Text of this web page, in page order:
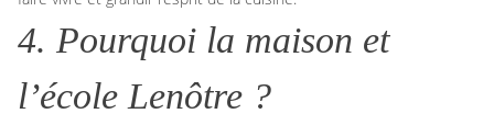
4. Pourquoi la maison et
l’école Lenôtre ?